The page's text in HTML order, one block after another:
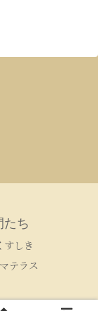
たち
すしき
テラス